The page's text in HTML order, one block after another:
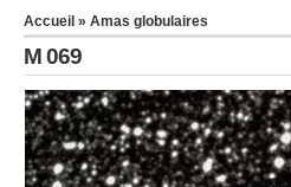
Accueil » Amas globulaires
M 069